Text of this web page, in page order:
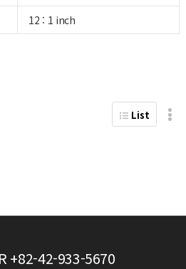
12 : 1 inch
List
+82-42-933-5670